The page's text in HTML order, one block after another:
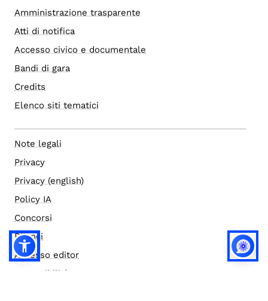
Amministrazione trasparente
Atti di notifica
Accesso civico e documentale
Bandi di gara
Credits
Elenco siti tematici
Note legali
Privacy
Privacy (english)
Policy IA
Concorsi
Bilanci
Accesso editor
Accessibilità